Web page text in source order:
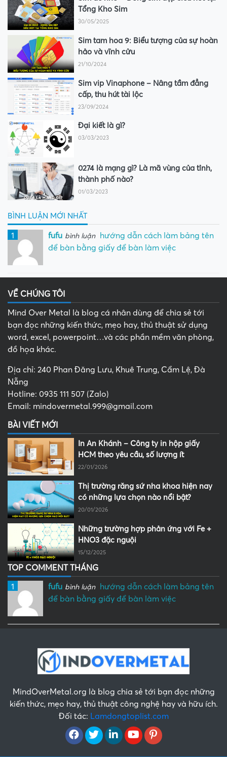
Tổng Kho Sim
30/05/2025
Sim tam hoa 9: Biểu tượng của sự hoàn
hảo và vĩnh cửu
21/10/2024
Sim vip Vinaphone – Nâng tầm đẳng
cấp, thu hút tài lộc
23/09/2024
Đại kiết là gì?
03/03/2023
0274 là mạng gì? Là mã vùng của tỉnh,
thành phố nào?
01/03/2023
BÌNH LUẬN MỚI NHẤT
1 fufu bình luận
hướng dẫn cách làm bảng tên
để bàn bằng giấy để bàn làm việc
VỀ CHÚNG TÔI
Mind Over Metal là blog cá nhân dùng để chia sẻ tới
bạn đọc những kiến thức, mẹo hay, thủ thuật sử dụng
word, excel, powerpoint…và các phần mềm văn phòng,
đồ họa khác.
Địa chỉ: 240 Phan Đăng Lưu, Khuê Trung, Cẩm Lệ, Đà
Nẵng
Hotline: 0935 111 507 (Zalo)
Email: mindovermetal.999@gmail.com
BÀI VIẾT MỚI
In An Khánh – Công ty in hộp giấy
HCM theo yêu cầu, số lượng ít
22/01/2026
Thị trường răng sứ nha khoa hiện nay
có những lựa chọn nào nổi bật?
20/01/2026
Những trường hợp phản ứng với Fe +
HNO3 đặc nguội
15/12/2025
TOP COMMENT THÁNG
1 fufu bình luận
hướng dẫn cách làm bảng tên
để bàn bằng giấy để bàn làm việc
MindOverMetal.org là blog chia sẻ tới bạn đọc những
kiến thức, mẹo hay, thủ thuật công nghệ hay và hữu ích.
Đối tác: Lamdongtoplist.com